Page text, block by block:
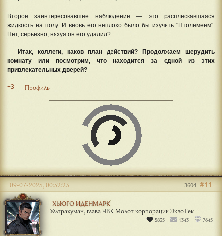
Второе заинтересовавшее наблюдение — это расплескавшаяся
жидкость на полу. И вновь его неплохо было бы изучить "Птолемеем".
Нет, серьёзно, нахуя он его удалил?
— Итак, коллеги, каков план действий? Продолжаем шерудить
комнату или посмотрим, что находится за одной из этих
привлекательных дверей?
+3 Профиль
ХЬЮГО ИДЕНМАРК
Ультрахуман, глава ЧВК Молот корпорации ЭкзоТек
5835 1343 7645
#11
09-07-2025, 00:52:23 3604